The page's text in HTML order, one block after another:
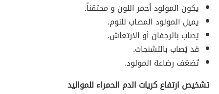
يكون المولود أحمر اللون و محتقناً.
يميل المولود المصاب للنوم.
يُصاب بالرجفان أو الارتعاش.
قد يُصاب بالتشنجات.
تَضعُف رضاعة المولود.
تشخيص ارتفاع كريات الدم الحمراء للمواليد